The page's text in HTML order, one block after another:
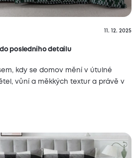
11. 12. 2025
posledního detailu
kdy se domov mění v útulné
vůní a měkkých textur a právě v